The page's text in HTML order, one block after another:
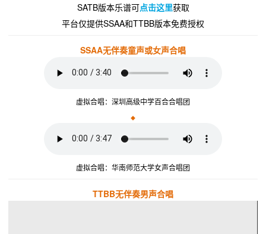
SATB版本乐谱可点击这里获取
平台仅提供SSAA和TTBB版本免费授权
SSAA无伴奏童声或女声合唱
虚拟合唱：深圳高级中学百合合唱团
◆
虚拟合唱：华南师范大学女声合唱团
TTBB无伴奏男声合唱